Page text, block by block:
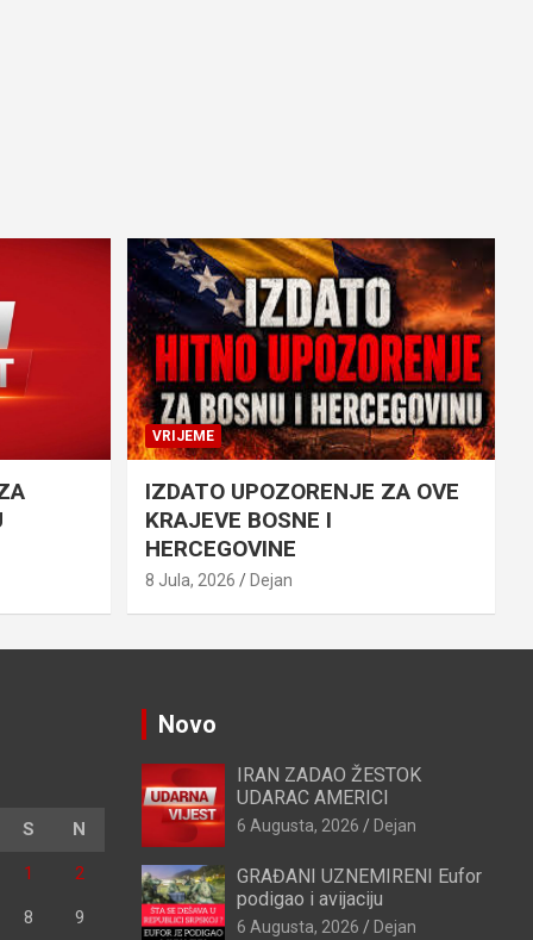
VRIJEME
IZDATO UPOZORENJE ZA OVE
KRAJEVE BOSNE I
HERCEGOVINE
8 Jula, 2026 Dejan
S N
1 2
8 9
Novo
IRAN ZADAO ŽESTOK
UDARAC AMERICI
6 Augusta, 2026 Dejan
GRAĐANI UZNEMIRENI Eufor
podigao i avijaciju
6 Augusta, 2026 Dejan